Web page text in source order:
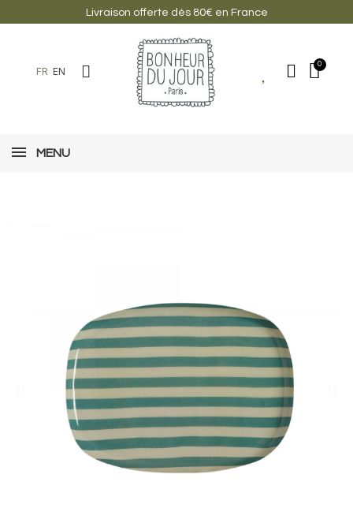
Livraison offerte dès 80€ en France
FR EN
MENU